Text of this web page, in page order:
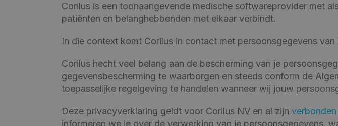
Corilus is een toonaangevende medische softwareprovider met
patiënten en belanghebbenden met elkaar verbindt.
In die context komt Corilus in contact met persoonsgegevens
Corilus hecht veel belang aan de bescherming van je
gegevensbescherming te waarborgen en steeds conform de
toepasselijke regelgeving te handelen wanneer wij jouw
Deze privacyverklaring geldt voor Corilus NV en al zijn
informeren we je over de verwerking van je persoonsgegevens,